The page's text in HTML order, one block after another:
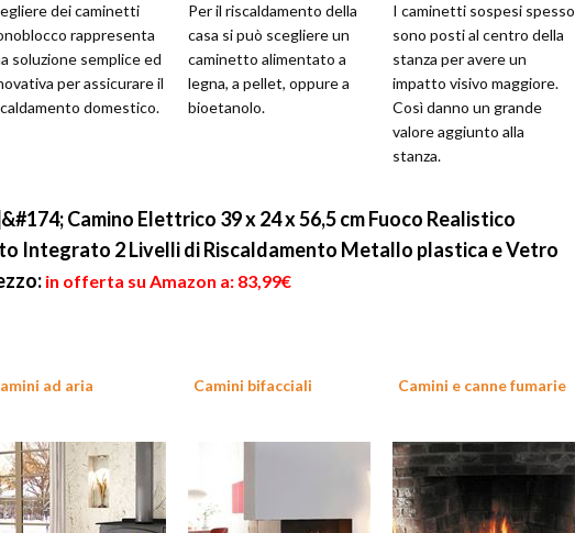
dei caminetti
rappresenta
soluzione semplice ed
per assicurare il
domestico.
Per il riscaldamento della
casa si può scegliere un
caminetto alimentato a
legna, a pellet, oppure a
bioetanolo.
I caminetti sospesi spesso
sono posti al centro della
stanza per avere un
impatto visivo maggiore.
Così danno un grande
valore aggiunto alla
stanza.
Camino Elettrico 39 x 24 x 56,5 cm Fuoco Realistico
Integrato 2 Livelli di Riscaldamento Metallo plastica e Vetro
in offerta su Amazon a: 83,99€
ad aria Camini bifacciali Camini e canne fumarie